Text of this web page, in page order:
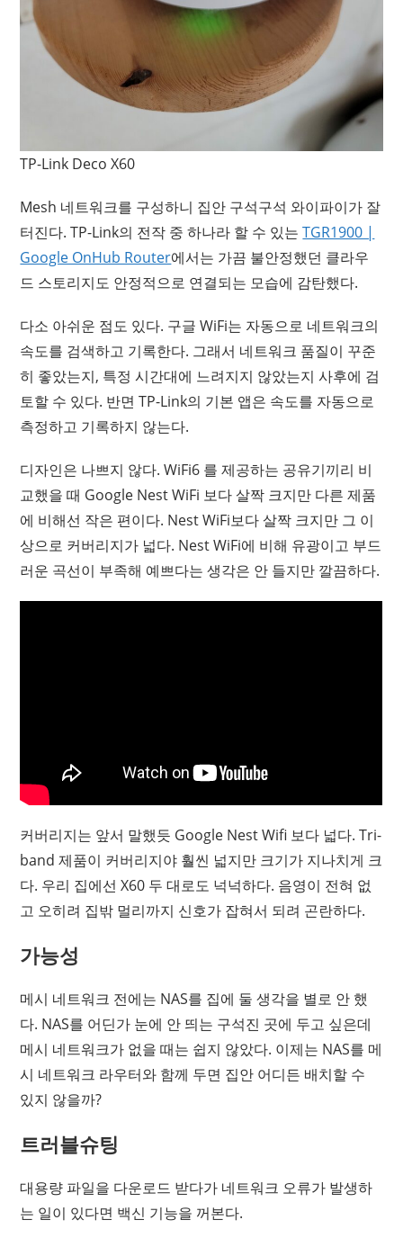
TP-Link Deco X60
Mesh 네트워크를 구성하니 집안 구석구석 와이파이가 잘
터진다. TP-Link의 전작 중 하나라 할 수 있는TGR1900 |
Google OnHub Router에서는 가끔 불안정했던 클라우
드 스토리지도 안정적으로 연결되는 모습에 감탄했다.
다소 아쉬운 점도 있다. 구글 WiFi는 자동으로 네트워크의
속도를 검색하고 기록한다. 그래서 네트워크 품질이 꾸준
히 좋았는지, 특정 시간대에 느려지지 않았는지 사후에 검
토할 수 있다. 반면 TP-Link의 기본 앱은 속도를 자동으로
측정하고 기록하지 않는다.
디자인은 나쁘지 않다. WiFi6 를 제공하는 공유기끼리 비
교했을 때 Google Nest WiFi 보다 살짝 크지만 다른 제품
에 비해선 작은 편이다. Nest WiFi보다 살짝 크지만 그 이
상으로 커버리지가 넓다. Nest WiFi에 비해 유광이고 부드
러운 곡선이 부족해 예쁘다는 생각은 안 들지만 깔끔하다.
커버리지는 앞서 말했듯 Google Nest Wifi 보다 넓다. Tri-
band 제품이 커버리지야 훨씬 넓지만 크기가 지나치게 크
다. 우리 집에선 X60 두 대로도 넉넉하다. 음영이 전혀 없
고 오히려 집밖 멀리까지 신호가 잡혀서 되려 곤란하다.
가능성
메시 네트워크 전에는 NAS를 집에 둘 생각을 별로 안 했
다. NAS를 어딘가 눈에 안 띄는 구석진 곳에 두고 싶은데
메시 네트워크가 없을 때는 쉽지 않았다. 이제는 NAS를 메
시 네트워크 라우터와 함께 두면 집안 어디든 배치할 수
있지 않을까?
트러블슈팅
대용량 파일을 다운로드 받다가 네트워크 오류가 발생하
는 일이 있다면 백신 기능을 꺼본다.